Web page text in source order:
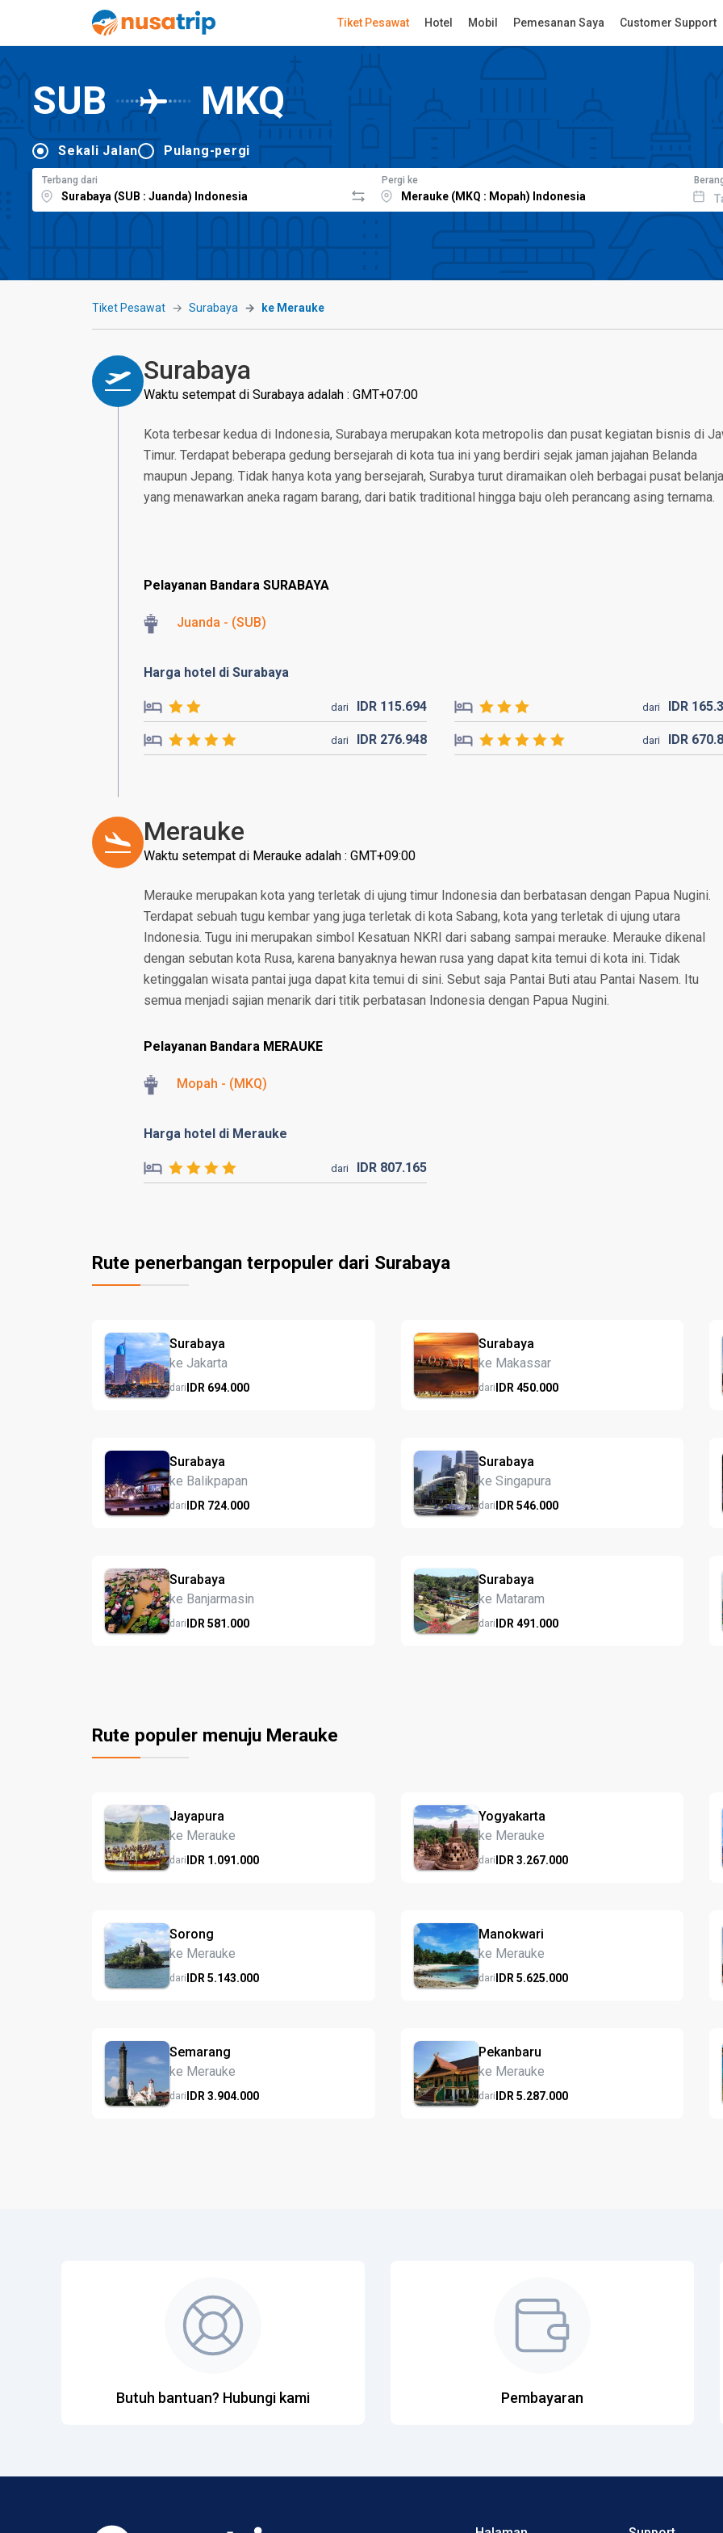
Tiket Pesawat Hotel Mobil Pemesanan Saya Customer Support
SUB MKQ
Sekali Jalan Pulang-pergi
Terbang dari Pergi ke
Tiket Pesawat Surabaya ke Merauke
Surabaya
Waktu setempat di Surabaya adalah : GMT+07:00
Kota terbesar kedua di Indonesia, Surabaya merupakan kota metropolis dan pusat kegiatan bisnis di
Timur. Terdapat beberapa gedung bersejarah di kota tua ini yang berdiri sejak jaman jajahan Belanda
maupun Jepang. Tidak hanya kota yang bersejarah, Surabya turut diramaikan oleh berbagai pusat
yang menawarkan aneka ragam barang, dari batik traditional hingga baju oleh perancang asing ternama.
Pelayanan Bandara SURABAYA
Juanda - (SUB)
Harga hotel di Surabaya
dari IDR 115.694 dari IDR 165.
dari IDR 276.948 dari IDR 670.
Merauke
Waktu setempat di Merauke adalah : GMT+09:00
Merauke merupakan kota yang terletak di ujung timur Indonesia dan berbatasan dengan Papua Nugini.
Terdapat sebuah tugu kembar yang juga terletak di kota Sabang, kota yang terletak di ujung utara
Indonesia. Tugu ini merupakan simbol Kesatuan NKRI dari sabang sampai merauke. Merauke dikenal
dengan sebutan kota Rusa, karena banyaknya hewan rusa yang dapat kita temui di kota ini. Tidak
ketinggalan wisata pantai juga dapat kita temui di sini. Sebut saja Pantai Buti atau Pantai Nasem. Itu
semua menjadi sajian menarik dari titik perbatasan Indonesia dengan Papua Nugini.
Pelayanan Bandara MERAUKE
Mopah - (MKQ)
Harga hotel di Merauke
dari IDR 807.165
Rute penerbangan terpopuler dari Surabaya
Surabaya
ke Jakarta
dariIDR 694.000
Surabaya
ke Makassar
dariIDR 450.000
Surabaya
ke Balikpapan
dariIDR 724.000
Surabaya
ke Singapura
dariIDR 546.000
Surabaya
ke Banjarmasin
dariIDR 581.000
Surabaya
ke Mataram
dariIDR 491.000
Rute populer menuju Merauke
Jayapura
ke Merauke
dariIDR 1.091.000
Yogyakarta
ke Merauke
dariIDR 3.267.000
Sorong
ke Merauke
dariIDR 5.143.000
Manokwari
ke Merauke
dariIDR 5.625.000
Semarang
ke Merauke
dariIDR 3.904.000
Pekanbaru
ke Merauke
dariIDR 5.287.000
Butuh bantuan? Hubungi kami Pembayaran